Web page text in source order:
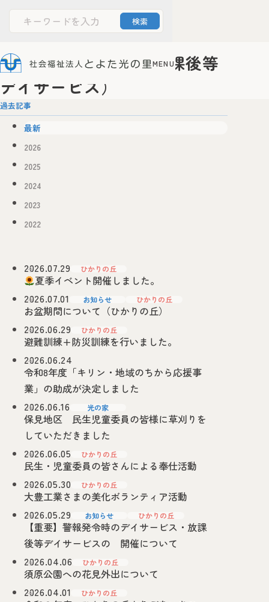
文字サイズ Powered by
サービス案内 施設のご案内
お申込みからご利用までの流れ
採用情報
福利厚生・制度
先輩職員インタビュー
お知らせ
情報公開
ご相談・
お問い合わせ
障害者支援施設
光の家
お申込みから
ご利用までの流
れ
ご家族さま専用
児童支援スタッフ（放課後等
デイサービス）
過去記事
最新
2026
2025
2024
2023
2022
2026.07.29 ひかりの丘
夏季イベント開催しました。
2026.07.01
お知らせ ひかりの丘
お盆期間について（ひかりの丘）
2026.06.29
ひかりの丘
避難訓練+防災訓練を行いました。
2026.06.24
令和8年度「キリン・地域のちから応援事
業」の助成が決定しました
2026.06.16
光の家
保見地区 民生児童委員の皆様に草刈りを
していただきました
2026.06.05
ひかりの丘
民生・児童委員の皆さんによる奉仕活動
2026.05.30
ひかりの丘
大豊工業さまの美化ボランティア活動
2026.05.29
お知らせ ひかりの丘
【重要】警報発令時のデイサービス・放課
後等デイサービスの 開催について
2026.04.06
ひかりの丘
須原公園への花見外出について
2026.04.01
ひかりの丘